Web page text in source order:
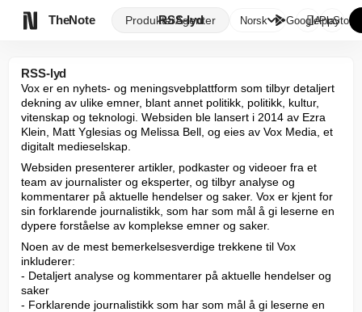
TheNote ProdukterAgenter
RSS-lyd Norsk GooglePlay
AppStore
RSS-lyd
Vox er en nyhets- og meningsvebplattform som tilbyr detaljert
dekning av ulike emner, blant annet politikk, politikk, kultur,
vitenskap og teknologi. Websiden ble lansert i 2014 av Ezra
Klein, Matt Yglesias og Melissa Bell, og eies av Vox Media, et
digitalt medieselskap.
Websiden presenterer artikler, podkaster og videoer fra et
team av journalister og eksperter, og tilbyr analyse og
kommentarer på aktuelle hendelser og saker. Vox er kjent for
sin forklarende journalistikk, som har som mål å gi leserne en
dypere forståelse av komplekse emner og saker.
Noen av de mest bemerkelsesverdige trekkene til Vox
inkluderer:
- Detaljert analyse og kommentarer på aktuelle hendelser og
saker
- Forklarende journalistikk som har som mål å gi leserne en